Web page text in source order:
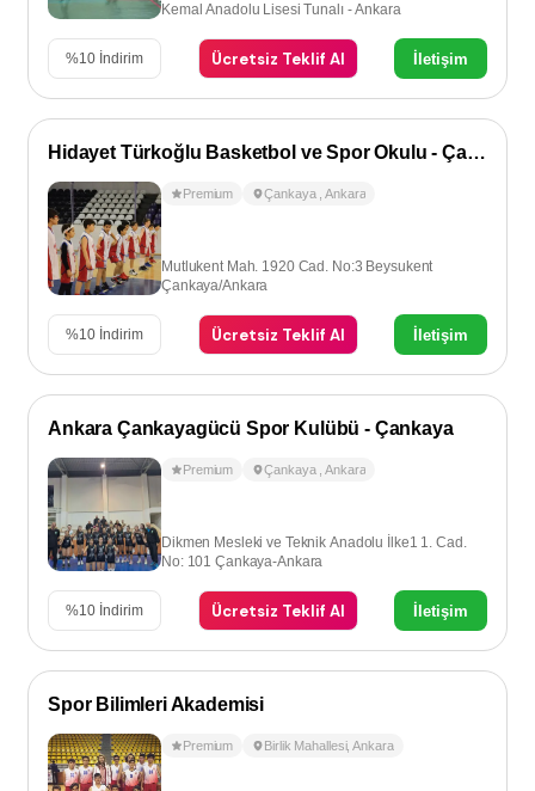
Kemal Anadolu Lisesi Tunalı - Ankara
%10 İndirim Ücretsiz Teklif Al İletişim
Hidayet Türkoğlu Basketbol ve Spor Okulu - Çankaya
Premium Çankaya ,Ankara
Mutlukent Mah. 1920 Cad. No:3 Beysukent
Çankaya/Ankara
%10 İndirim Ücretsiz Teklif Al İletişim
Ankara Çankayagücü Spor Kulübü - Çankaya
Premium Çankaya ,Ankara
Dikmen Mesleki ve Teknik Anadolu İlke1 1. Cad.
No: 101 Çankaya-Ankara
%10 İndirim Ücretsiz Teklif Al İletişim
Spor Bilimleri Akademisi
Premium Birlik Mahallesi,Ankara